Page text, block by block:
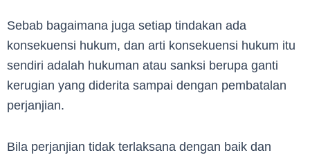
Sebab bagaimana juga setiap tindakan ada
konsekuensi hukum, dan arti konsekuensi hukum itu
sendiri adalah hukuman atau sanksi berupa ganti
kerugian yang diderita sampai dengan pembatalan
perjanjian.
Bila perjanjian tidak terlaksana dengan baik dan